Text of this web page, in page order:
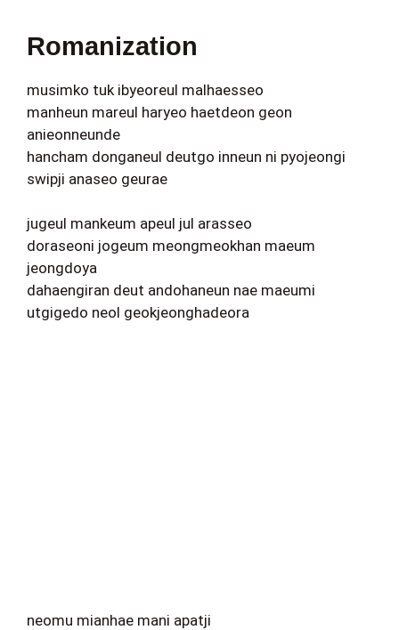
Romanization
musimko tuk ibyeoreul malhaesseo
manheun mareul haryeo haetdeon geon
anieonneunde
hancham donganeul deutgo inneun ni pyojeongi
swipji anaseo geurae
jugeul mankeum apeul jul arasseo
doraseoni jogeum meongmeokhan maeum
jeongdoya
dahaengiran deut andohaneun nae maeumi
utgigedo neol geokjeonghadeora
neomu mianhae mani apatji